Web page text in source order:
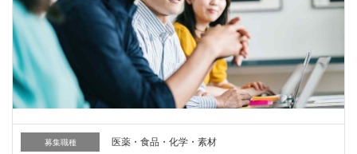
募集職種 医薬・食品・化学・素材